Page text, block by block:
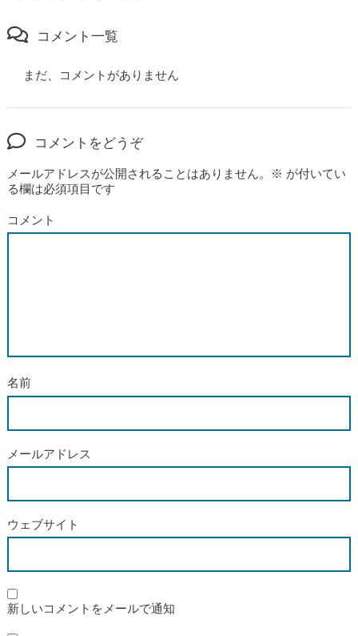
コメント一覧
まだ、コメントがありません
コメントをどうぞ
メールアドレスが公開されることはありません。 ※ が付いてい
る欄は必須項目です
コメント
名前
メールアドレス
ウェブサイト
新しいコメントをメールで通知